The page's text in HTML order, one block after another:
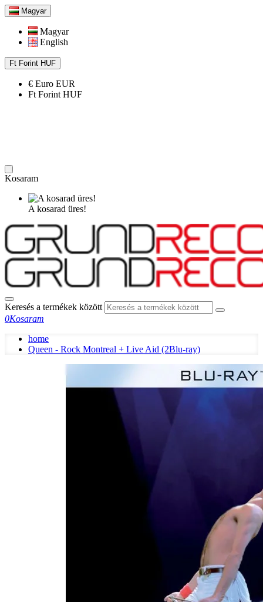
Magyar
Magyar
English
Ft Forint HUF
€ Euro EUR
Ft Forint HUF
Kosaram
A kosarad üres!
Keresés a termékek között
0Kosaram
home
Queen - Rock Montreal + Live Aid (2Blu-ray)